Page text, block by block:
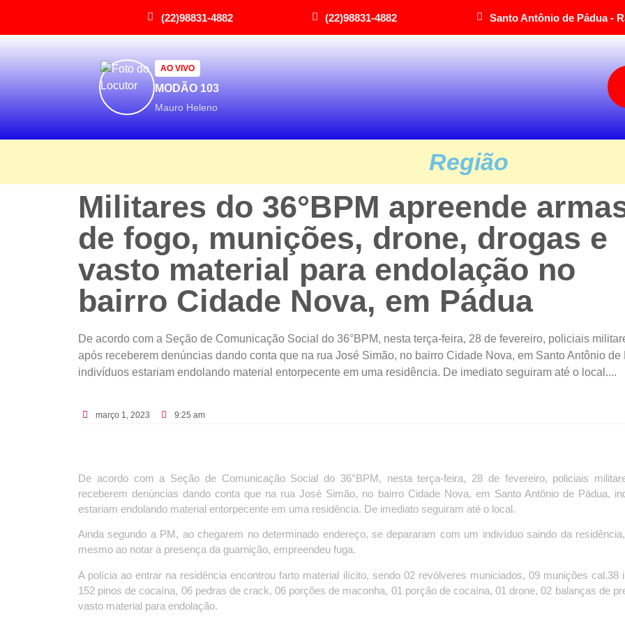
(22)98831-4882 (22)98831-4882 Santo Antônio de Pádua -
AO VIVO
MODÃO 103
Mauro Heleno
Região
Militares do 36°BPM apreende
de fogo, munições, drone, drogas e
vasto material para endolação no
bairro Cidade Nova, em Pádua
De acordo com a Seção de Comunicação Social do 36°BPM, nesta terça-feira, 28 de fevereiro, policiais
após receberem denúncias dando conta que na rua José Simão, no bairro Cidade Nova, em Santo Antônio de
indivíduos estariam endolando material entorpecente em uma residência. De imediato seguiram até o local....
março 1, 2023 9:25 am
De acordo com a Seção de Comunicação Social do 36°BPM, nesta terça-feira, 28 de fevereiro, policiais
receberem denúncias dando conta que na rua José Simão, no bairro Cidade Nova, em Santo Antônio de Pádua,
estariam endolando material entorpecente em uma residência. De imediato seguiram até o local.
Ainda segundo a PM, ao chegarem no determinado endereço, se depararam com um indivíduo saindo da
mesmo ao notar a presença da guarnição, empreendeu fuga.
A polícia ao entrar na residência encontrou farto material ilícito, sendo 02 revólveres municiados, 09 munições cal.38
152 pinos de cocaína, 06 pedras de crack, 06 porções de maconha, 01 porção de cocaína, 01 drone, 02 balanças de
vasto material para endolação.